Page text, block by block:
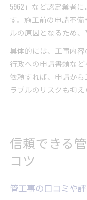
5962」など認定業者
す。施工前の申請不
ルの原因となるため、
具体的には、工事内容
行政への申請書類な
依頼すれば、申請か
ラブルのリスクも抑え
信頼できる
コツ
管工事の口コミや